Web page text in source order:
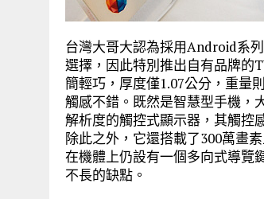
台灣大哥大認為採用Android系
選擇，因此特別推出自有品牌的
簡輕巧，厚度僅1.07公分，重量
觸感不錯。既然是智慧型手機，
解析度的觸控式顯示器，其觸控
除此之外，它還搭載了300萬畫
在機體上仍設有一個多向式導覽
不長的缺點。